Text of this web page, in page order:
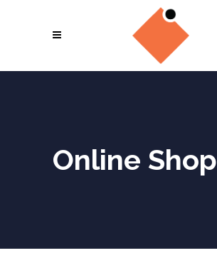
Online Shop